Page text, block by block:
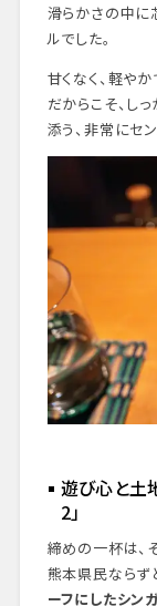
滑らかさの中に
ルでした。
甘くなく、軽やか
だからこそ、し
添う、非常にセ
遊び心と土
2」
締めの一杯は、
熊本県民ならず
ーフにしたシン